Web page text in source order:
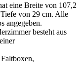
eine Breite von 107,2
von 29 cm. Alle
angegeben.
besteht aus